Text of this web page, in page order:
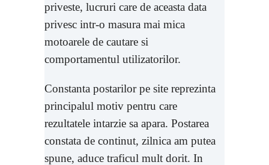
priveste, lucruri care de aceasta data
privesc intr-o masura mai mica
motoarele de cautare si
comportamentul utilizatorilor.
Constanta postarilor pe site reprezinta
principalul motiv pentru care
rezultatele intarzie sa apara. Postarea
constata de continut, zilnica am putea
spune, aduce traficul mult dorit. In